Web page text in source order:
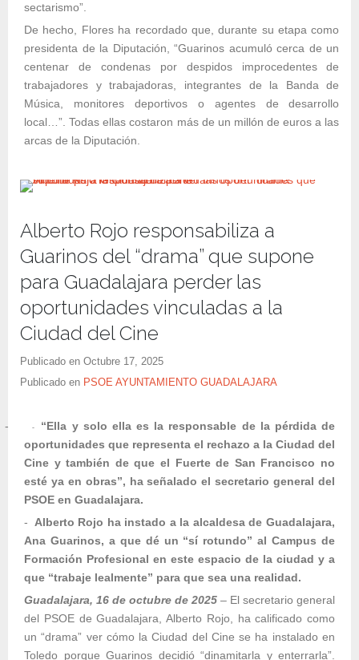
sectarismo”.
De hecho, Flores ha recordado que, durante su etapa como
presidenta de la Diputación, “Guarinos acumuló cerca de un
centenar de condenas por despidos improcedentes de
trabajadores y trabajadoras, integrantes de la Banda de
Música, monitores deportivos o agentes de desarrollo
local…”. Todas ellas costaron más de un millón de euros a las
arcas de la Diputación.
Alberto Rojo responsabiliza a
Guarinos del “drama” que supone
para Guadalajara perder las
oportunidades vinculadas a la
Ciudad del Cine
Publicado en Octubre 17, 2025
Publicado en PSOE AYUNTAMIENTO GUADALAJARA
- - “Ella y solo ella es la responsable de la pérdida de
oportunidades que representa el rechazo a la Ciudad del
Cine y también de que el Fuerte de San Francisco no
esté ya en obras”, ha señalado el secretario general del
PSOE en Guadalajara.
-
Alberto Rojo ha instado a la alcaldesa de Guadalajara,
Ana Guarinos, a que dé un “sí rotundo” al Campus de
Formación Profesional en este espacio de la ciudad y a
que “trabaje lealmente” para que sea una realidad.
Guadalajara, 16 de octubre de 2025 – El secretario general
del PSOE de Guadalajara, Alberto Rojo, ha calificado como
un “drama” ver cómo la Ciudad del Cine se ha instalado en
Toledo porque Guarinos decidió “dinamitarla y enterrarla”.